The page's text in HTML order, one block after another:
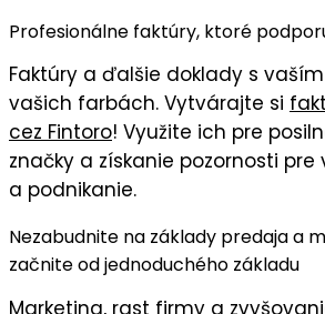
Profesionálne faktúry, ktoré
Faktúry a ďalšie doklady s
vašich farbách. Vytvárajte si
cez Fintoro! Využite ich pre
značky a získanie pozornosti pre
a podnikanie.
Nezabudnite na základy predaja a
začnite od jednoduchého základu
Marketing, rast firmy a